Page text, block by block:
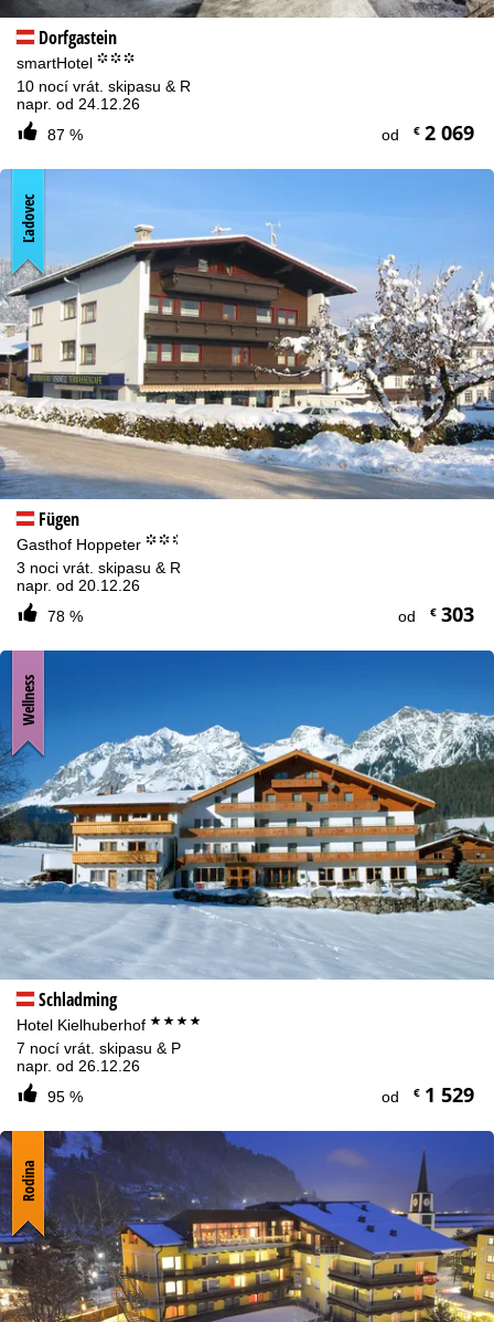
Dorfgastein
smartHotel °°°
10 nocí vrát. skipasu & R
napr. od 24.12.26
87 %
od €2 069
Fügen
Gasthof Hoppeter °°.
3 noci vrát. skipasu & R
napr. od 20.12.26
78 %
od €303
Ľadovec
Schladming
Hotel Kielhuberhof ****
7 nocí vrát. skipasu & P
napr. od 26.12.26
95 %
od €1 529
Wellness
Rodina